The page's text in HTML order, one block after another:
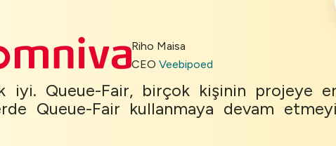
Riho Maisa
CEO Veebipoed
iyi. Queue-Fair, birçok kişinin projeye
Queue-Fair kullanmaya devam